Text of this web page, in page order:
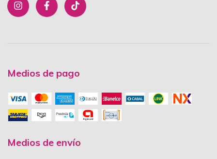
Medios de pago
Medios de envío